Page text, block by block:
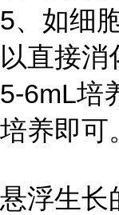
5、如细
以直接消
5-6mL培
培养即可
悬浮生长